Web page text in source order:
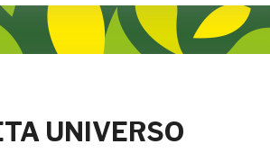
UNIVERSO